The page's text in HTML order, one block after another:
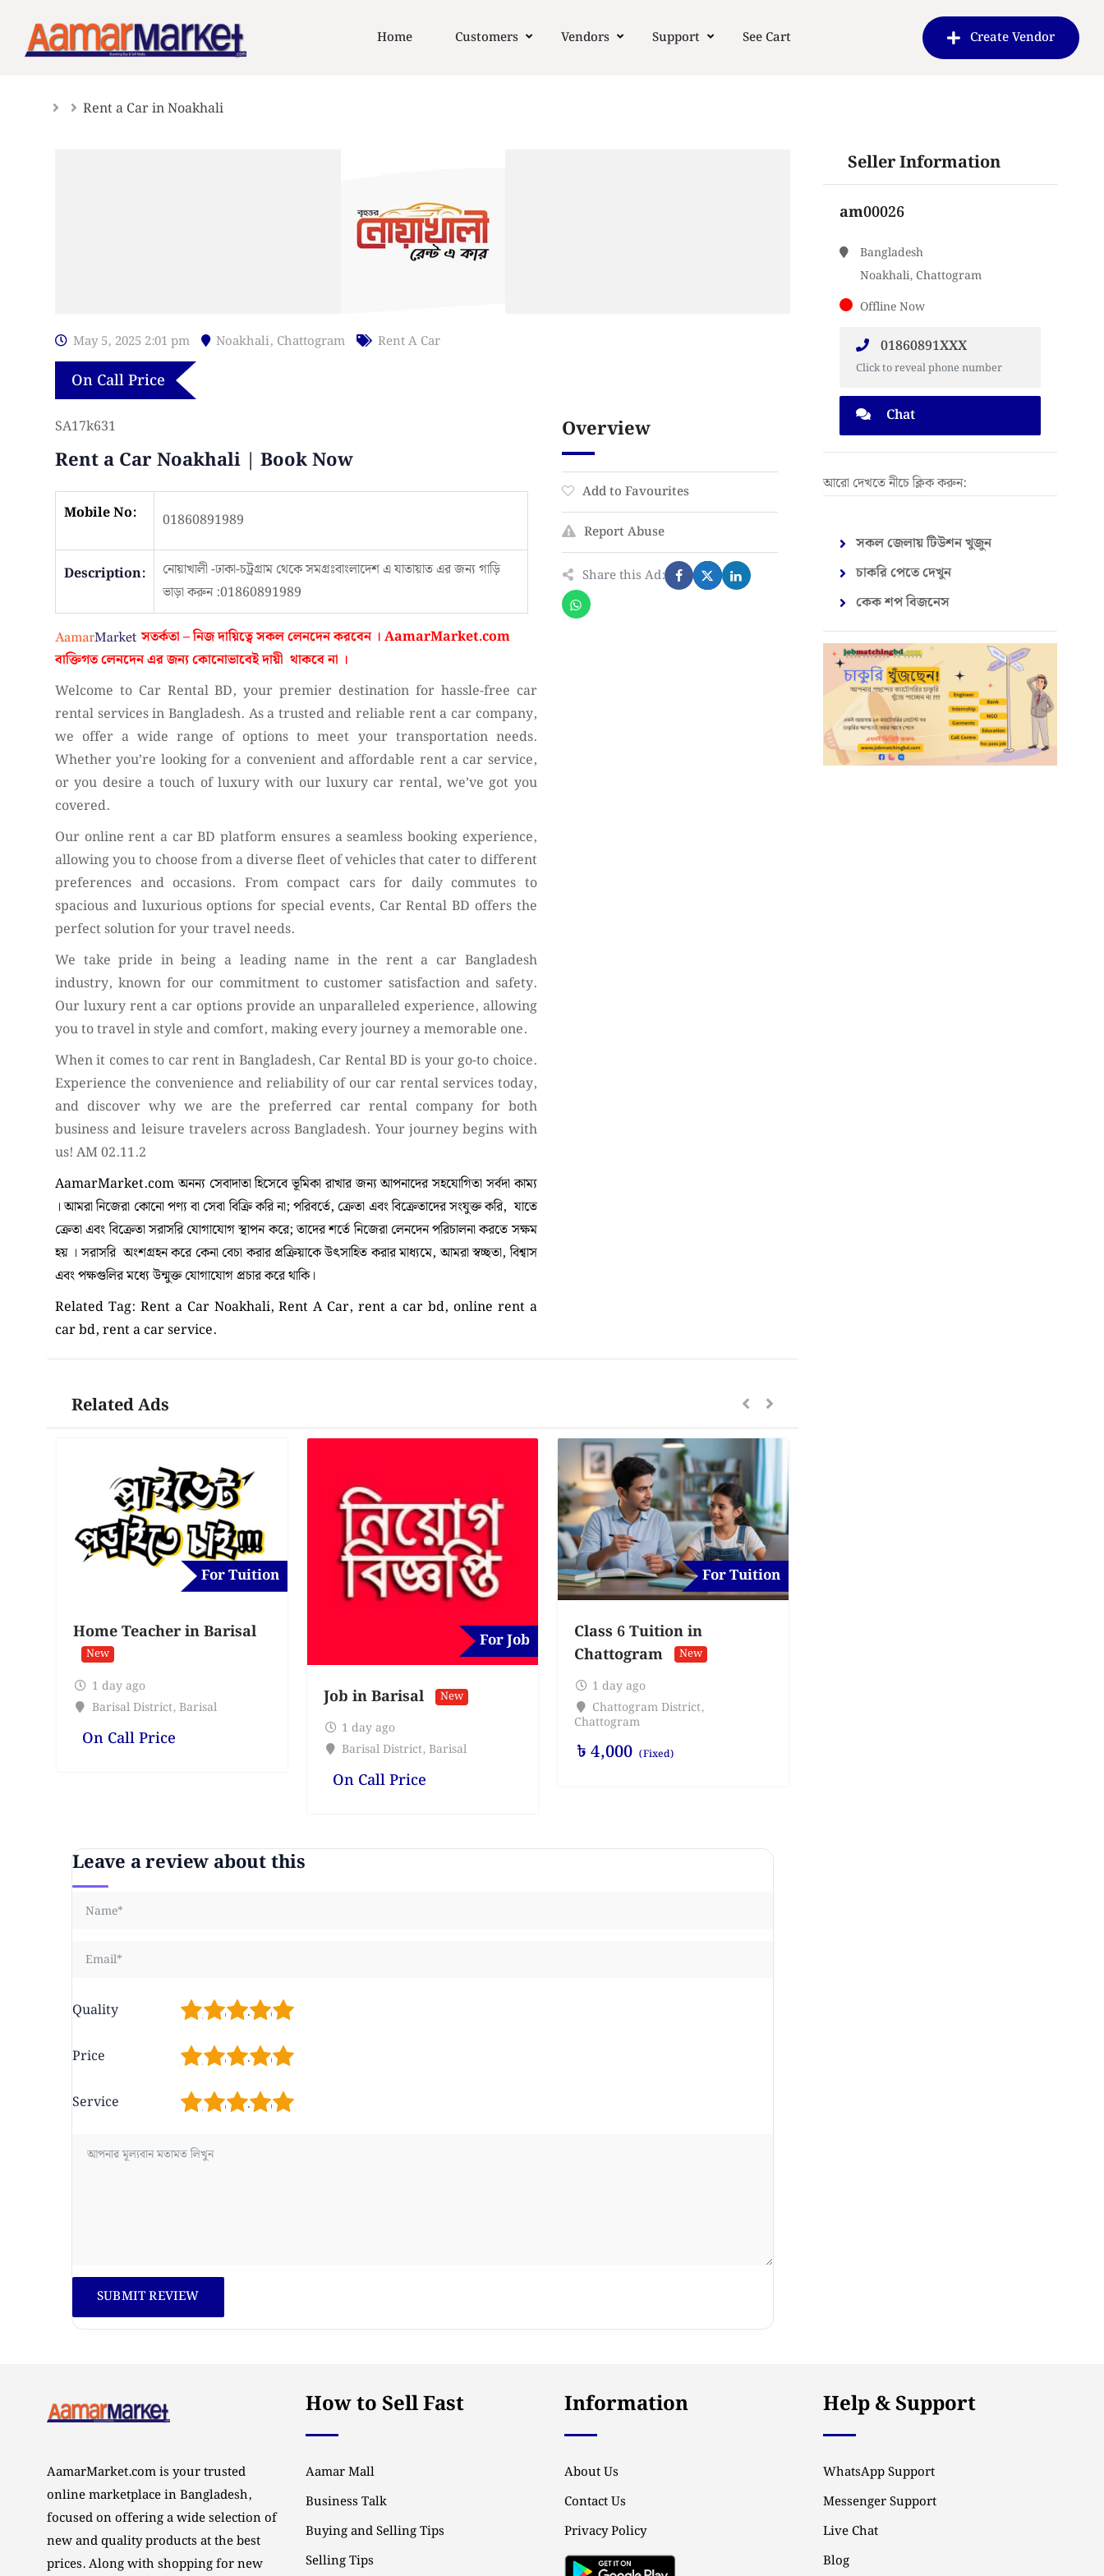
content
Home Customers Vendors Support See Cart Create Vendor
Rent a Car in Noakhali
May 5, 2025 2:01 pm Noakhali, Chattogram Rent A Car
On Call Price
SA17k631
Rent a Car Noakhali | Book Now
Mobile No: 01860891989
Description:
নোয়াখালী -ঢাকা-চট্রগ্রাম থেকে সমগ্রঃবাংলাদেশ এ যাতায়াত এর জন্য গাড়ি
ভাড়া করুন :01860891989
সতর্কতা – নিজ দায়িত্বে সকল লেনদেন করবেন । AamarMarket.com
বাক্তিগত লেনদেন এর জন্য কোনোভাবেইদায়ী থাকবে না ।
Welcome to Car Rental BD, your premier destination for hassle-free car
rental services in Bangladesh. As a trusted and reliable rent a car company,
we offer a wide range of options to meet your transportation needs.
Whether you’re looking for a convenient and affordable rent a car service,
or you desire a touch of luxury with our luxury car rental, we’ve got you
covered.
Our online rent a car BD platform ensures a seamless booking experience,
allowing you to choose from a diverse fleet of vehicles that cater to different
preferences and occasions. From compact cars for daily commutes to
spacious and luxurious options for special events, Car Rental BD offers the
perfect solution for your travel needs.
We take pride in being a leading name in the rent a car Bangladesh
industry, known for our commitment to customer satisfaction and safety.
Our luxury rent a car options provide an unparalleled experience, allowing
you to travel in style and comfort, making every journey a memorable one.
When it comes to car rent in Bangladesh, Car Rental BD is your go-to choice.
Experience the convenience and reliability of our car rental services today,
and discover why we are the preferred car rental company for both
business and leisure travelers across Bangladesh. Your journey begins with
us! AM 02.11.2
AamarMarket.com অনন্য সেবাদাতা হিসেবে ভূমিকা রাখার জন্য আপনাদের সহযোগিতা সর্বদা কাম্য
। আমরা নিজেরা কোনো পণ্য বা সেবা বিক্রি করি না; পরিবর্তে, ক্রেতা এবং বিক্রেতাদের সংযুক্ত করি, যাতে
ক্রেতা এবং বিক্রেতা সরাসরি যোগাযোগ স্থাপন করে; তাদের শর্তে নিজেরা লেনদেন পরিচালনা করতে সক্ষম
হয় । সরাসরি অংশগ্রহন করে কেনা বেচা করার প্রক্রিয়াকে উৎসাহিত করার মাধ্যমে, আমরা স্বচ্ছতা, বিশ্বাস
এবং পক্ষগুলির মধ্যে উন্মুক্ত যোগাযোগ প্রচার করে থাকি।
Related Tag: Rent a Car Noakhali, Rent A Car, rent a car bd, online rent a
car bd, rent a car service.
Overview
Add to Favourites
Report Abuse
Share this Ad:
Related Ads
For Tuition
Home Teacher in Barisal
New
1 day ago
Barisal District, Barisal
On Call Price
For Job
Job in Barisal New
1 day ago
Barisal District, Barisal
On Call Price
For Tuition
Class 6 Tuition in
Chattogram
New
1 day ago
Chattogram District,
Chattogram
৳4,000 (Fixed)
Leave a review about this
Quality 5
4
3
2
Price 5
4
3
2
Service 5
4
3
2
Seller Information
am00026
Bangladesh
Noakhali, Chattogram
Offline Now
01860891XXX
Click to reveal phone number
Chat
আরো দেখতে নীচে ক্লিক করুন:
সকল জেলায় টিউশন খুজুন
চাকরি পেতে দেখুন
কেক শপ বিজনেস
AamarMarket.com is your trusted
online marketplace in Bangladesh,
focused on offering a wide selection of
new and quality products at the best
prices. Along with shopping for new
How to Sell Fast
Aamar Mall
Business Talk
Buying and Selling Tips
Selling Tips
Information
About Us
Contact Us
Privacy Policy
Help & Support
WhatsApp Support
Messenger Support
Live Chat
Blog